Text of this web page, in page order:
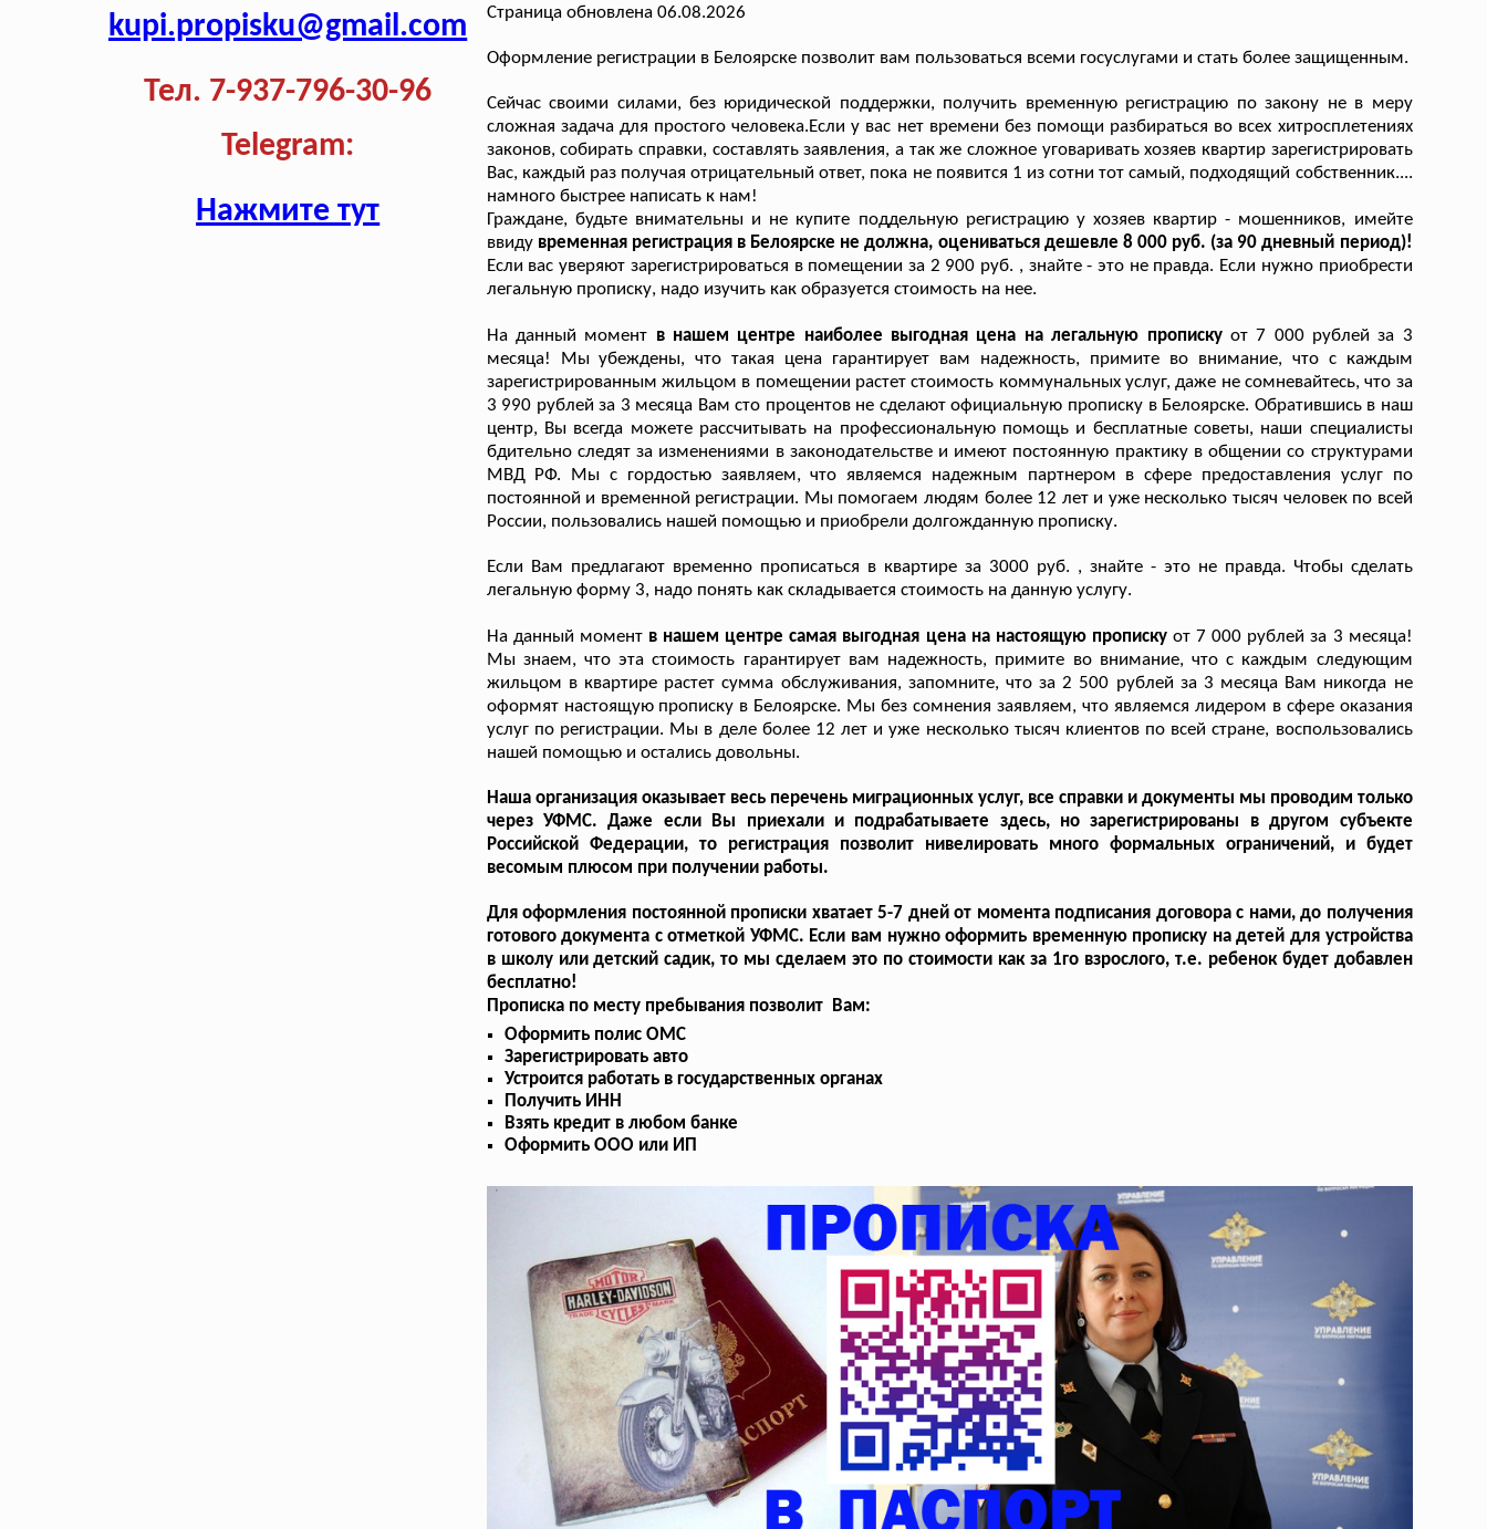
kupi.propisku@gmail.com
Тел. 7-937-796-30-96
Telegram:
Нажмите тут
Страница обновлена 06.08.2026
Оформление регистрации в Белоярске позволит вам пользоваться всеми госуслугами и стать более защищенным.
Сейчас своими силами, без юридической поддержки, получить временную регистрацию по закону не в меру
сложная задача для простого человека.Если у вас нет времени без помощи разбираться во всех хитросплетениях
законов, собирать справки, составлять заявления, а так же сложное уговаривать хозяев квартир зарегистрировать
Вас, каждый раз получая отрицательный ответ, пока не появится 1 из сотни тот самый, подходящий собственник....
намного быстрее написать к нам!
Граждане, будьте внимательны и не купите поддельную регистрацию у хозяев квартир - мошенников, имейте
ввиду временная регистрация в Белоярске не должна, оцениваться дешевле 8 000 руб. (за 90 дневный период)!
Если вас уверяют зарегистрироваться в помещении за 2 900 руб. , знайте - это не правда. Если нужно приобрести
легальную прописку, надо изучить как образуется стоимость на нее.
На данный момент в нашем центре наиболее выгодная цена на легальную прописку от 7 000 рублей за 3
месяца! Мы убеждены, что такая цена гарантирует вам надежность, примите во внимание, что с каждым
зарегистрированным жильцом в помещении растет стоимость коммунальных услуг, даже не сомневайтесь, что за
3 990 рублей за 3 месяца Вам сто процентов не сделают официальную прописку в Белоярске. Обратившись в наш
центр, Вы всегда можете рассчитывать на профессиональную помощь и бесплатные советы, наши специалисты
бдительно следят за изменениями в законодательстве и имеют постоянную практику в общении со структурами
МВД РФ. Мы с гордостью заявляем, что являемся надежным партнером в сфере предоставления услуг по
постоянной и временной регистрации. Мы помогаем людям более 12 лет и уже несколько тысяч человек по всей
России, пользовались нашей помощью и приобрели долгожданную прописку.
Если Вам предлагают временно прописаться в квартире за 3000 руб. , знайте - это не правда. Чтобы сделать
легальную форму 3, надо понять как складывается стоимость на данную услугу.
На данный моментв нашем центре самая выгодная цена на настоящую прописку от 7 000 рублей за 3 месяца!
Мы знаем, что эта стоимость гарантирует вам надежность, примите во внимание, что с каждым следующим
жильцом в квартире растет сумма обслуживания, запомните, что за 2 500 рублей за 3 месяца Вам никогда не
оформят настоящую прописку в Белоярске. Мы без сомнения заявляем, что являемся лидером в сфере оказания
услуг по регистрации. Мы в деле более 12 лет и уже несколько тысяч клиентов по всей стране, воспользовались
нашей помощью и остались довольны.
Наша организация оказывает весь перечень миграционных услуг, все справки и документы мы проводим только
через УФМС. Даже если Вы приехали и подрабатываете здесь, но зарегистрированы в другом субъекте
Российской Федерации, то регистрация позволит нивелировать много формальных ограничений, и будет
весомым плюсом при получении работы.
Для оформления постоянной прописки хватает 5-7 дней от момента подписания договора с нами, до получения
готового документа с отметкой УФМС. Если вам нужно оформить временную прописку на детей для устройства
в школу или детский садик, то мы сделаем это по стоимости как за 1го взрослого, т.е. ребенок будет добавлен
бесплатно!
Прописка по месту пребывания позволит Вам:
Оформить полис ОМС
Зарегистрировать авто
Устроится работать в государственных органах
Получить ИНН
Взять кредит в любом банке
Оформить ООО или ИП